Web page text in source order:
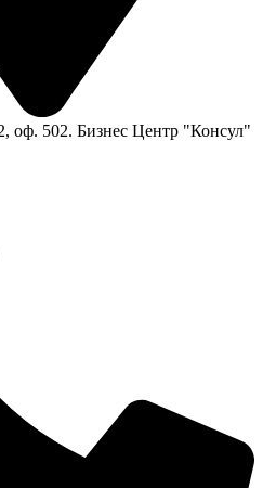
оф. 502. Бизнес Центр "Консул"